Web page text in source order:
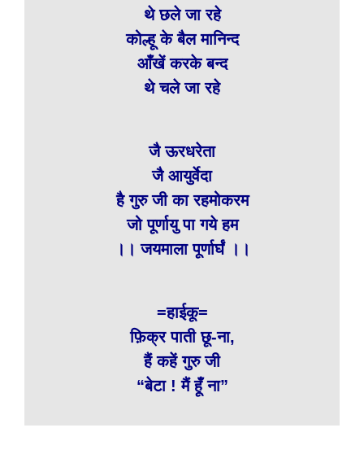
थे छले जा रहे
कोल्हू के बैल मानिन्द
आँखें करके बन्द
थे चले जा रहे
जै ऊरधरेता
जै आयुर्वेदा
है गुरु जी का रहमोकरम
जो पूर्णायु पा गये हम
।। जयमाला पूर्णार्घं ।।
=हाईकू=
फ़िक्र पाती छू-ना,
हैं कहें गुरु जी
“बेटा ! मैं हूँ ना”